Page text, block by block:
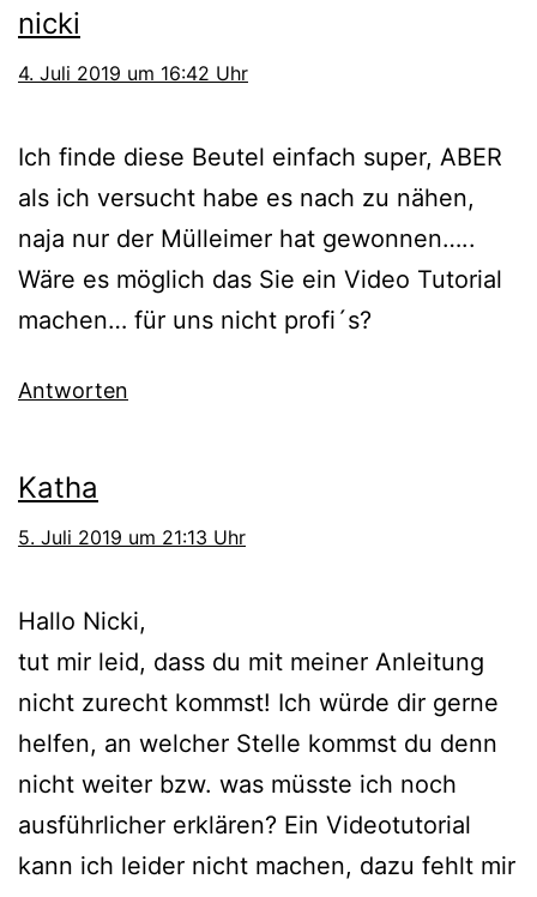
nicki
4. Juli 2019 um 16:42 Uhr
Ich finde diese Beutel einfach super, ABER
als ich versucht habe es nach zu nähen,
naja nur der Mülleimer hat gewonnen…..
Wäre es möglich das Sie ein Video Tutorial
machen… für uns nicht profi´s?
Antworten
Katha
5. Juli 2019 um 21:13 Uhr
Hallo Nicki,
tut mir leid, dass du mit meiner Anleitung
nicht zurecht kommst! Ich würde dir gerne
helfen, an welcher Stelle kommst du denn
nicht weiter bzw. was müsste ich noch
ausführlicher erklären? Ein Videotutorial
kann ich leider nicht machen, dazu fehlt mir